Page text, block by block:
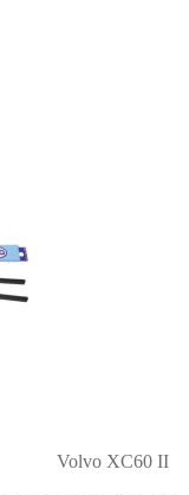
Volvo XC60 II